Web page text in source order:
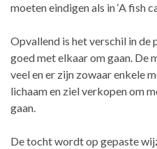
moeten eindigen als in ‘A fish
Opvallend is het verschil in de
goed met elkaar om gaan. De
veel en er zijn zowaar enkele
lichaam en ziel verkopen om
gaan.
De tocht wordt op gepaste